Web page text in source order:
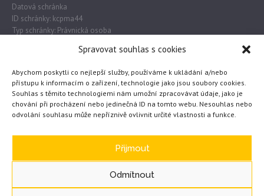
Spravovat souhlas s cookies
Abychom poskytli co nejlepší služby, používáme k ukládání a/nebo
přístupu k informacím o zařízení, technologie jako jsou soubory cookies.
Souhlas s těmito technologiemi nám umožní zpracovávat údaje, jako je
chování při procházení nebo jedinečná ID na tomto webu. Nesouhlas nebo
odvolání souhlasu může nepříznivě ovlivnit určité vlastnosti a funkce.
Přijmout
Odmítnout
Datová schránka
ID schránky: kcpma44
Typ schránky: Právnická osoba
Obec Lužec nad Vltavou
MŠMT